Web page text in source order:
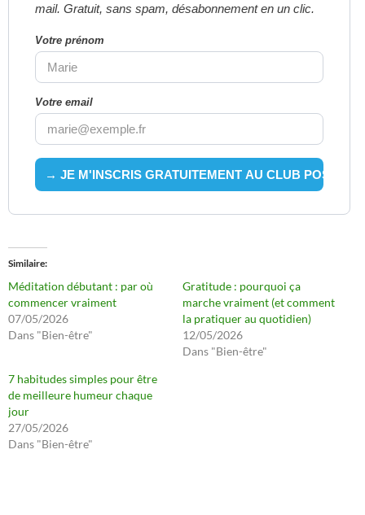
mail. Gratuit, sans spam, désabonnement en un clic.
Votre prénom
Votre email
Similaire
Méditation débutant : par où
commencer vraiment
07/05/2026
Dans "Bien-être"
Gratitude : pourquoi ça
marche vraiment (et comment
la pratiquer au quotidien)
12/05/2026
Dans "Bien-être"
7 habitudes simples pour être
de meilleure humeur chaque
jour
27/05/2026
Dans "Bien-être"